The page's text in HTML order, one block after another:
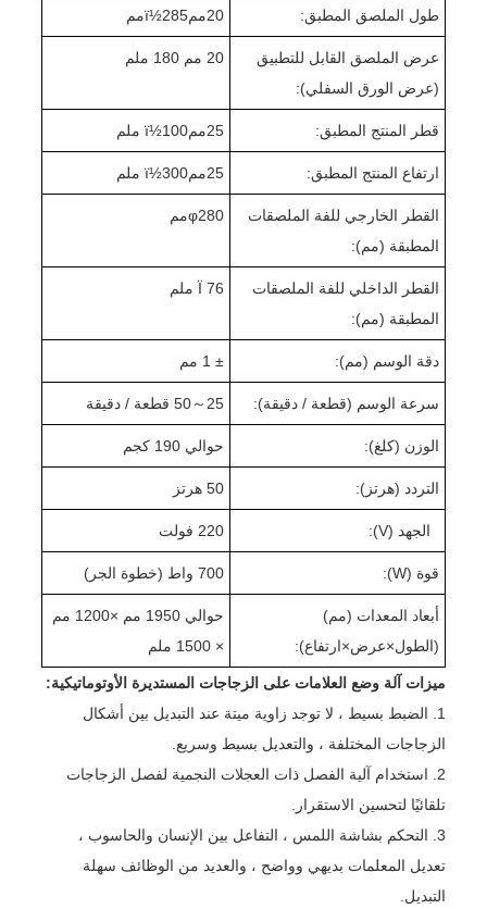
طول الملصق المطبق: 20ممï½285 مم
عرض الملصق القابل للتطبيق
(عرض الورق السفلي):
20 مم 1 80 ملم
قطر المنتج المطبق: 25ممï½ 100 ملم
ارتفاع المنتج المطبق: 25ممï½ 300 ملم
القطر الخارجي للفة الملصقات
المطبقة (مم):
φ280 مم
القطر الداخلي للفة الملصقات
المطبقة (مم):
Ï 76 ملم
دقة الوسم (مم): ± 1 مم
سرعة الوسم (قطعة / دقيقة): 25
～
50 قطعة / دقيقة
الوزن (كلغ): حوالي 1 90 كجم
التردد (هرتز): 50 هرتز
الجهد (V): 220 فولت
قوة (W): 700 واط ( خطوة الجر )
أبعاد المعدات (مم)
(الطول×عرض×ارتفاع):
حوالي 1 950 مم × 1 20
0 مم
× 1
500 ملم
ميزات آلة وضع العلامات على الزجاجات المستديرة الأوتوماتيكية:
1. الضبط بسيط ، لا توجد زاوية ميتة عند التبديل بين أشكال
الزجاجات المختلفة ، والتعديل بسيط وسريع.
2. استخدام آلية الفصل ذات العجلات النجمية لفصل الزجاجات
تلقائيًا لتحسين الاستقرار.
3. التحكم بشاشة اللمس ، التفاعل بين الإنسان والحاسوب ،
تعديل المعلمات بديهي وواضح ، والعديد من الوظائف سهلة
التبديل.